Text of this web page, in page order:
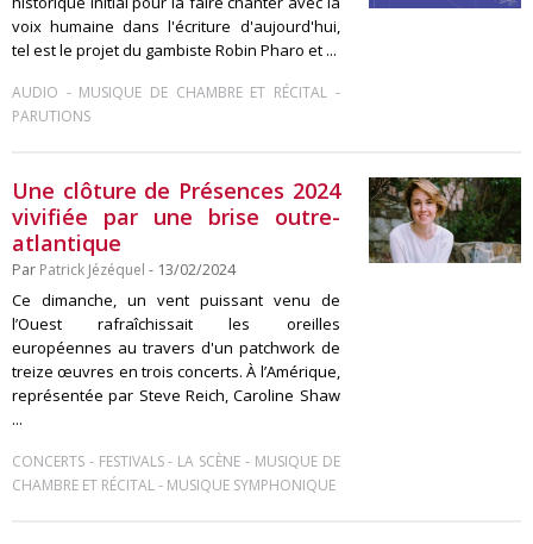
voix humaine dans l'écriture d'aujourd'hui,
tel est le projet du gambiste Robin Pharo et ...
AUDIO - MUSIQUE DE CHAMBRE ET RÉCITAL-
PARUTIONS
Une clôture de Présences 2024
vivifiée par une brise outre-
atlantique
Par Patrick Jézéquel - 13/02/2024
Ce dimanche, un vent puissant venu de
l’Ouest rafraîchissait les oreilles
européennes au travers d'un patchwork de
treize œuvres en trois concerts. À l’Amérique,
représentée par Steve Reich, Caroline Shaw
...
CONCERTS - FESTIVALS- LA SCÈNE - MUSIQUE DE
CHAMBRE ET RÉCITAL- MUSIQUE SYMPHONIQUE